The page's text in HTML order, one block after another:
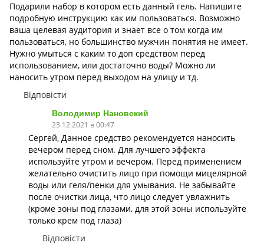
Подарили набор в котором есть данный гель. Напишите
подробную инструкцию как им пользоваться. Возможно
ваша целевая аудитория и знает все о том когда им
пользоваться, но большинство мужчин понятия не имеет.
Нужно умыться с каким то доп средством перед
использованием, или достаточно воды? Можно ли
наносить утром перед выходом на улицу и тд.
Відповісти
Володимир Нановский
23.12.2021 в 00:47
Сергей, Данное средство рекомендуется наносить
вечером перед сном. Для лучшего эффекта
используйте утром и вечером. Перед применением
желательно очистить лицо при помощи мицелярной
воды или геля/пенки для умывания. Не забывайте
после очистки лица, что лицо следует увлажнить
(кроме зоны под глазами, для этой зоны используйте
только крем под глаза)
Відповісти